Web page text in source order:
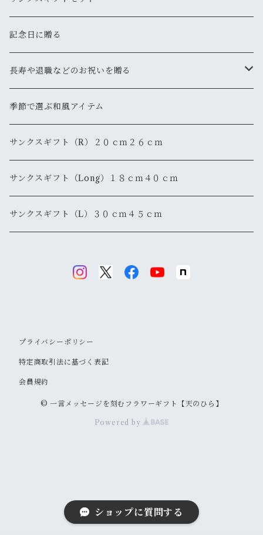
ショップに質問する
記念日に贈る
長寿や退職などのお祝いを贈る
還暦
退職・退官
季節で選ぶ和風アイテム
サンクスギフト（R）２０ｃｍ２６ｃｍ
サンクスギフト（Long）１８ｃｍ４０ｃｍ
サンクスギフト（L）３０ｃｍ４５ｃｍ
プライバシーポリシー
特定商取引法に基づく表記
会員規約
© 一言メッセージを刻むフラワーギフト【天のひら】
Powered by